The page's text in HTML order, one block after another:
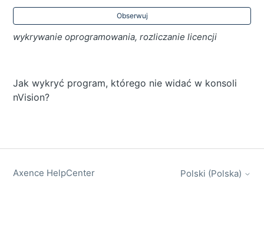
Obserwuj
wykrywanie oprogramowania, rozliczanie licencji
Jak wykryć program, którego nie widać w konsoli
nVision?
Axence HelpCenter Polski (Polska)